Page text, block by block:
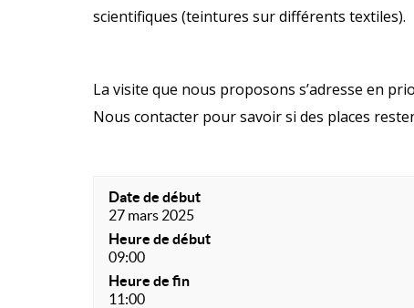
scientifiques (teintures sur différents textiles).
La visite que nous proposons s’adresse en
Nous contacter pour savoir si des places
Date de début
27 mars 2025
Heure de début
09:00
Heure de fin
11:00